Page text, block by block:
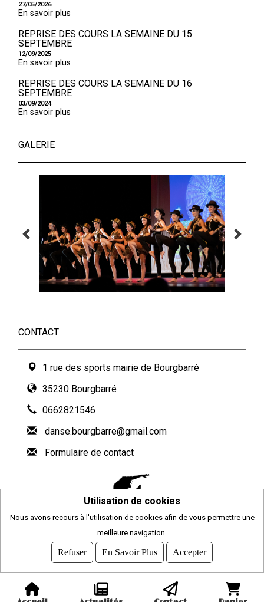
27/05/2026
En savoir plus
REPRISE DES COURS LA SEMAINE DU 15
SEPTEMBRE
12/09/2025
En savoir plus
REPRISE DES COURS LA SEMAINE DU 16
SEPTEMBRE
03/09/2024
En savoir plus
GALERIE
CONTACT
1 rue des sports mairie de Bourgbarré
35230 Bourgbarré
0662821546
danse.bourgbarre@gmail.com
Formulaire de contact
2026
© COMITI -CGVU
OPTIMISÉ POUR CHROME ET FIREFOX
Utilisation de cookies
Nous avons recours à l'utilisation de cookies afin de vous permettre une
meilleure navigation.
Refuser En Savoir Plus Accepter